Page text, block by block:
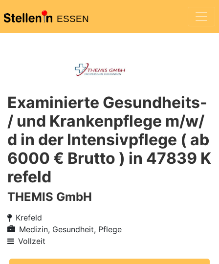
ESSEN
Examinierte Gesundheits-
/ und Krankenpflege m/w/
d in der Intensivpflege ( ab
6000 € Brutto ) in 47839 K
refeld
THEMIS GmbH
Krefeld
Medizin, Gesundheit, Pflege
Vollzeit